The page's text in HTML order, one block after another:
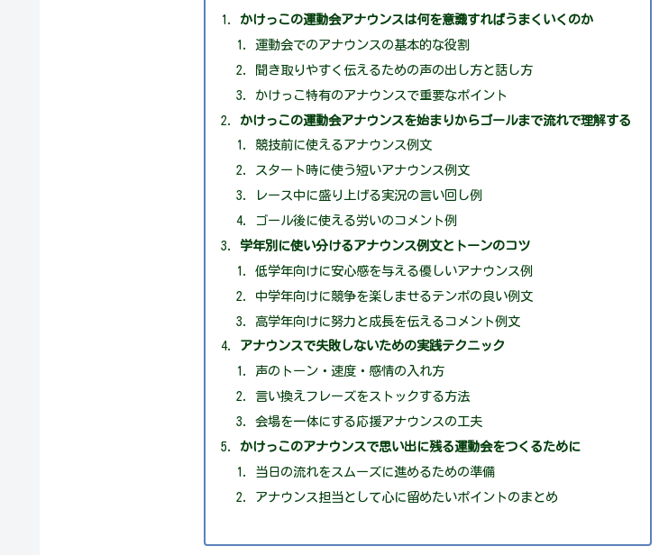
かけっこの運動会アナウンスは何を意識すればうまくいくのか
運動会でのアナウンスの基本的な役割
聞き取りやすく伝えるための声の出し方と話し方
かけっこ特有のアナウンスで重要なポイント
かけっこの運動会アナウンスを始まりからゴールまで流れで理解する
競技前に使えるアナウンス例文
スタート時に使う短いアナウンス例文
レース中に盛り上げる実況の言い回し例
ゴール後に使える労いのコメント例
学年別に使い分けるアナウンス例文とトーンのコツ
低学年向けに安心感を与える優しいアナウンス例
中学年向けに競争を楽しませるテンポの良い例文
高学年向けに努力と成長を伝えるコメント例文
アナウンスで失敗しないための実践テクニック
声のトーン・速度・感情の入れ方
言い換えフレーズをストックする方法
会場を一体にする応援アナウンスの工夫
かけっこのアナウンスで思い出に残る運動会をつくるために
当日の流れをスムーズに進めるための準備
アナウンス担当として心に留めたいポイントのまとめ